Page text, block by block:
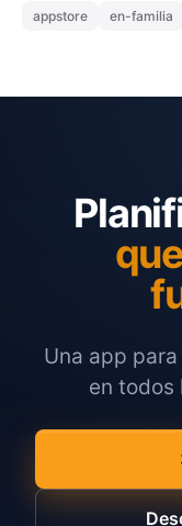
appstore en-familia
Una app
en todos